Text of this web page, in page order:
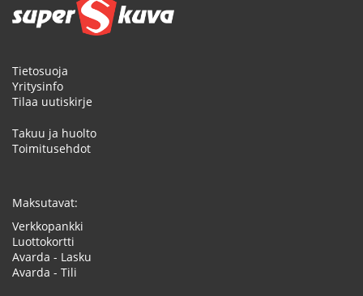
Tietosuoja
Yritysinfo
Tilaa uutiskirje
Takuu ja huolto
Toimitusehdot
Maksutavat:
Verkkopankki
Luottokortti
Avarda - Lasku
Avarda - Tili